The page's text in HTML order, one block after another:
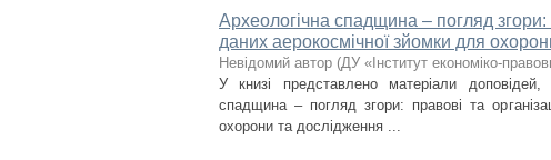
Археологічна спадщина – погляд згори:
даних аерокосмічної зйомки для
Невідомий автор (ДУ «Інститут економіко-
У книзі представлено матеріали
спадщина – погляд згори: правові та
охорони та дослідження ...